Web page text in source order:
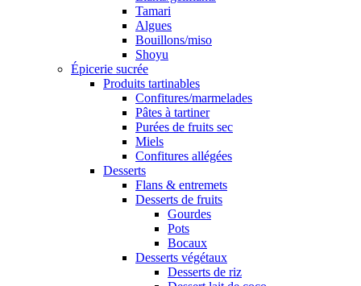
Tamari
Algues
Bouillons/miso
Shoyu
Épicerie sucrée
Produits tartinables
Confitures/marmelades
Pâtes à tartiner
Purées de fruits sec
Miels
Confitures allégées
Desserts
Flans & entremets
Desserts de fruits
Gourdes
Pots
Bocaux
Desserts végétaux
Desserts de riz